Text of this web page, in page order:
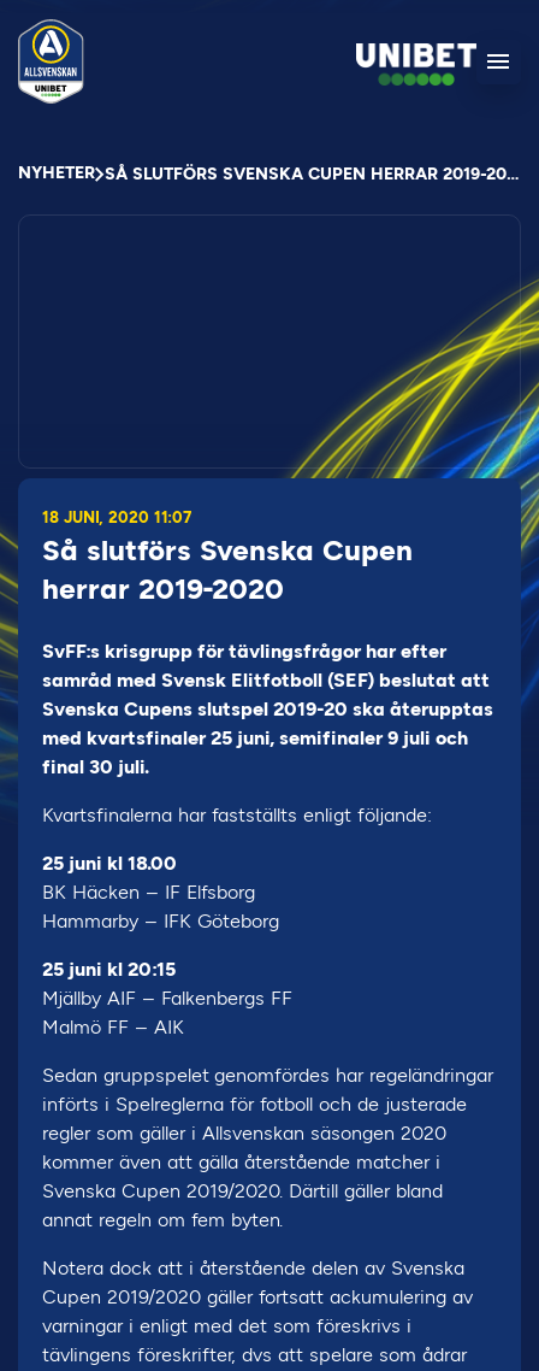
NYHETER SÅ SLUTFÖRS SVENSKA CUPEN HERRAR 2019-2020
18 JUNI, 2020 11:07
Så slutförs Svenska Cupen
herrar 2019-2020
SvFF:s krisgrupp för tävlingsfrågor har efter
samråd med Svensk Elitfotboll (SEF) beslutat att
Svenska Cupens slutspel 2019-20 ska återupptas
med kvartsfinaler 25 juni, semifinaler 9 juli och
final 30 juli.
Kvartsfinalerna har fastställts enligt följande:
25 juni kl 18.00
BK Häcken – IF Elfsborg
Hammarby – IFK Göteborg
25 juni kl 20:15
Mjällby AIF – Falkenbergs FF
Malmö FF – AIK
Sedan gruppspelet genomfördes har regeländringar
införts i Spelreglerna för fotboll och de justerade
regler som gäller i Allsvenskan säsongen 2020
kommer även att gälla återstående matcher i
Svenska Cupen 2019/2020. Därtill gäller bland
annat regeln om fem byten.
Notera dock att i återstående delen av Svenska
Cupen 2019/2020 gäller fortsatt ackumulering av
varningar i enligt med det som föreskrivs i
tävlingens föreskrifter, dvs att spelare som ådrar